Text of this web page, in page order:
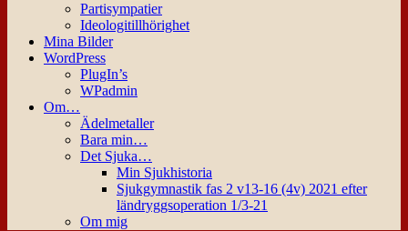
Partisympatier
Ideologitillhörighet
Mina Bilder
WordPress
PlugIn’s
WPadmin
Om…
Ädelmetaller
Bara min…
Det Sjuka…
Min Sjukhistoria
Sjukgymnastik fas 2 v13-16 (4v) 2021 efter
ländryggsoperation 1/3-21
Om mig